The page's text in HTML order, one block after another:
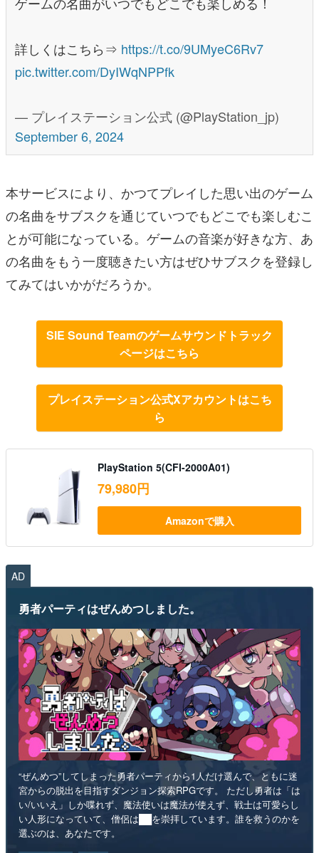
詳しくはこちら⇒ https://t.co/9UMyeC6Rv7
pic.twitter.com/DyIWqNPPfk
— プレイステーション公式 (@PlayStation_jp)
September 6, 2024
本サービスにより、かつてプレイした思い出のゲーム
の名曲をサブスクを通じていつでもどこでも楽しむこ
とが可能になっている。ゲームの音楽が好きな方、あ
の名曲をもう一度聴きたい方はぜひサブスクを登録し
てみてはいかがだろうか。
SIE Sound Teamのゲームサウンドトラック
ページはこちら
プレイステーション公式Xアカウントはこち
ら
PlayStation 5(CFI-2000A01)
79,980円
Amazonで購入
AD
勇者パーティはぜんめつしました。
“ぜんめつ”してしまった勇者パーティから1人だけ選んで、ともに迷
宮からの脱出を目指すダンジョン探索RPGです。 ただし勇者は「は
い/いいえ」しか喋れず、魔法使いは魔法が使えず、戦士は可愛らし
い人形になっていて、僧侶は██を崇拝しています。誰を救うのかを
選ぶのは、あなたです。